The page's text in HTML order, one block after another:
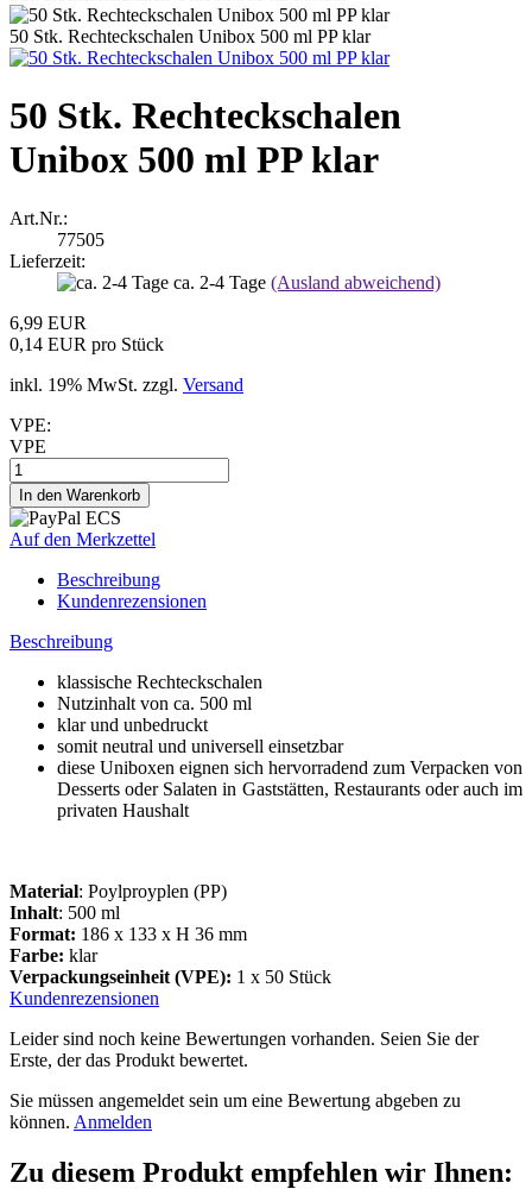
50 Stk. Rechteckschalen Unibox 500 ml PP klar
50 Stk. Rechteckschalen
Unibox 500 ml PP klar
Art.Nr.:
77505
Lieferzeit:
ca. 2-4 Tage (Ausland abweichend)
6,99 EUR
0,14 EUR pro Stück
inkl. 19% MwSt. zzgl. Versand
VPE:
VPE
Auf den Merkzettel
Beschreibung
Kundenrezensionen
Beschreibung
klassische Rechteckschalen
Nutzinhalt von ca. 500 ml
klar und unbedruckt
somit neutral und universell einsetzbar
diese Uniboxen eignen sich hervorradend zum Verpacken von
Desserts oder Salaten in Gaststätten, Restaurants oder auch im
privaten Haushalt
Material: Poylproyplen (PP)
Inhalt: 500 ml
Format: 186 x 133 x H 36 mm
Farbe: klar
Verpackungseinheit (VPE): 1 x 50 Stück
Kundenrezensionen
Leider sind noch keine Bewertungen vorhanden. Seien Sie der
Erste, der das Produkt bewertet.
Sie müssen angemeldet sein um eine Bewertung abgeben zu
können. Anmelden
Zu diesem Produkt empfehlen wir Ihnen: